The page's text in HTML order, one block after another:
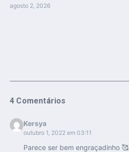
agosto 2, 2026
4 Comentários
Kersya
outubro 1, 2022 em 03:11
Parece ser bem engraçadinho 🥰